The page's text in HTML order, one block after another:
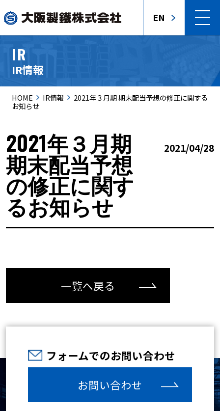
EN
IR
IR情報
HOME IR情報
2021年３月期 期末配当予想の修正に関する
お知らせ
2021年３月期
期末配当予想
の修正に関す
るお知らせ
2021/04/28
一覧へ戻る
フォームでのお問い合わせ
お問い合わせ